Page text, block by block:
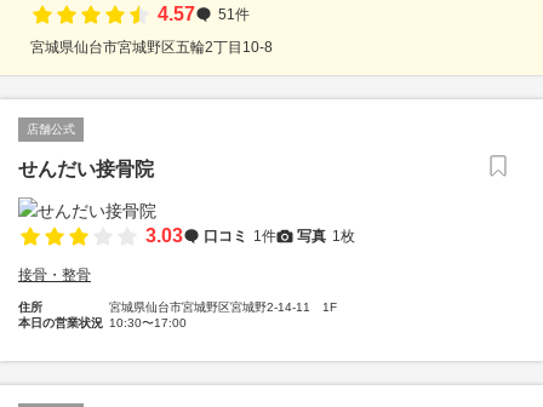
4.57
51件
宮城県仙台市宮城野区五輪2丁目10-8
店舗公式
せんだい接骨院
3.03 口コミ 1件 写真 1枚
接骨・整骨
住所
宮城県仙台市宮城野区宮城野2-14-11 1F
本日の営業状況 10:30〜17:00